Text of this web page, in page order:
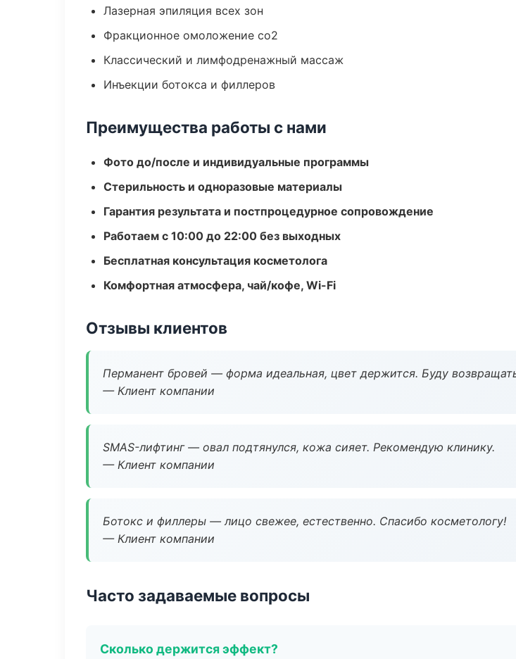
Лазерная эпиляция всех зон
Фракционное омоложение co2
Классический и лимфодренажный массаж
Инъекции ботокса и филлеров
Преимущества работы с нами
Фото до/после и индивидуальные программы
Стерильность и одноразовые материалы
Гарантия результата и постпроцедурное сопровождение
Работаем с 10:00 до 22:00 без выходных
Бесплатная консультация косметолога
Комфортная атмосфера, чай/кофе, Wi-Fi
Отзывы клиентов
Перманент бровей — форма идеальная, цвет держится. Буду
— Клиент компании
SMAS-лифтинг — овал подтянулся, кожа сияет. Рекомендую клинику.
— Клиент компании
Ботокс и филлеры — лицо свежее, естественно. Спасибо косметологу!
— Клиент компании
Часто задаваемые вопросы
Сколько держится эффект?